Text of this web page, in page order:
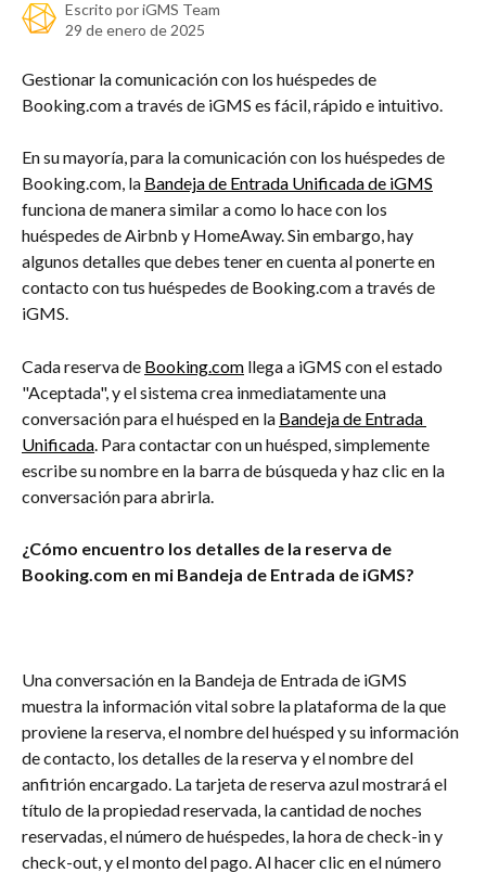
Escrito poriGMS Team
29 de enero de 2025
Gestionar la comunicación con los huéspedes de
Booking.com a través de iGMS es fácil, rápido e intuitivo.
En su mayoría, para la comunicación con los huéspedes de
Booking.com, la Bandeja de Entrada Unificada de iGMS
funciona de manera similar a como lo hace con los
huéspedes de Airbnb y HomeAway. Sin embargo, hay
algunos detalles que debes tener en cuenta al ponerte en
contacto con tus huéspedes de Booking.com a través de
iGMS.
Cada reserva de Booking.com llega a iGMS con el estado
"Aceptada", y el sistema crea inmediatamente una
conversación para el huésped en la Bandeja de Entrada
Unificada. Para contactar con un huésped, simplemente
escribe su nombre en la barra de búsqueda y haz clic en la
conversación para abrirla.
¿Cómo encuentro los detalles de la reserva de
Booking.com en mi Bandeja de Entrada de iGMS?
Una conversación en la Bandeja de Entrada de iGMS
muestra la información vital sobre la plataforma de la que
proviene la reserva, el nombre del huésped y su información
de contacto, los detalles de la reserva y el nombre del
anfitrión encargado. La tarjeta de reserva azul mostrará el
título de la propiedad reservada, la cantidad de noches
reservadas, el número de huéspedes, la hora de check-in y
check-out, y el monto del pago. Al hacer clic en el número